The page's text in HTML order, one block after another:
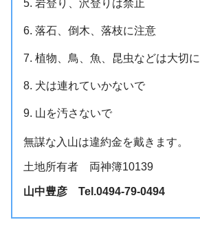
岩登り、沢登りは禁止
落石、倒木、落枝に注意
植物、鳥、魚、昆虫などは大切に
犬は連れていかないで
山を汚さないで
無謀な入山は違約金を戴きます。
土地所有者 両神簿10139
山中豊彦 Tel.0494-79-0494